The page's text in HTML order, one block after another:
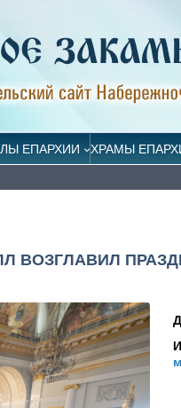
ЕПАРХИИ ХРАМЫ
ВОЗГЛАВИЛ